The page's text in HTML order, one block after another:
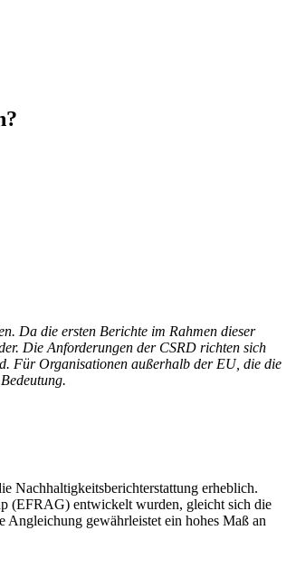
Da die ersten Berichte im Rahmen dieser
Die Anforderungen der CSRD richten sich
Für Organisationen außerhalb der EU, die die
Nachhaltigkeitsberichterstattung erheblich.
(EFRAG) entwickelt wurden, gleicht sich die
gewährleistet ein hohes Maß an